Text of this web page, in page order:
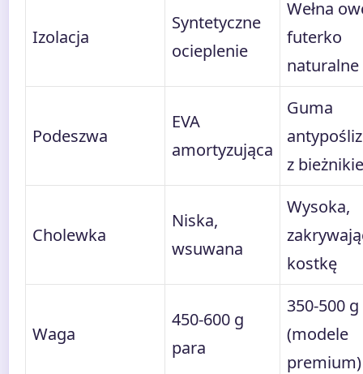
Izolacja
Syntetyczne
ocieplenie
Wełna
futerko
naturalne
Podeszwa
EVA
amortyzująca
Guma
z
Cholewka
Niska,
wsuwana
Wysoka,
kostkę
Waga
450-600 g
para
350-500
(modele
premium)